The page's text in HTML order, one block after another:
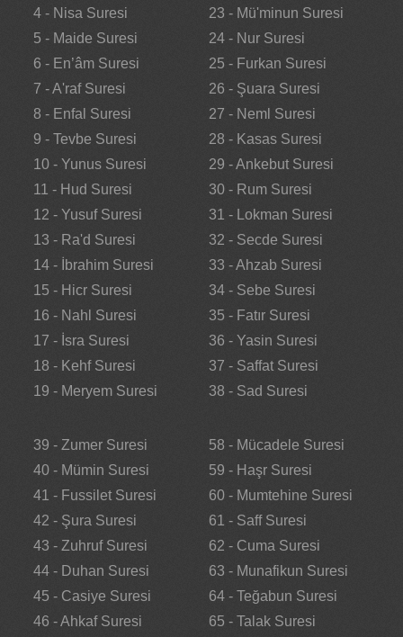
4 - Nisa Suresi
5 - Maide Suresi
6 - En’âm Suresi
7 - A'raf Suresi
8 - Enfal Suresi
9 - Tevbe Suresi
10 - Yunus Suresi
11 - Hud Suresi
12 - Yusuf Suresi
13 - Ra'd Suresi
14 - İbrahim Suresi
15 - Hicr Suresi
16 - Nahl Suresi
17 - İsra Suresi
18 - Kehf Suresi
19 - Meryem Suresi
23 - Mü'minun Suresi
24 - Nur Suresi
25 - Furkan Suresi
26 - Şuara Suresi
27 - Neml Suresi
28 - Kasas Suresi
29 - Ankebut Suresi
30 - Rum Suresi
31 - Lokman Suresi
32 - Secde Suresi
33 - Ahzab Suresi
34 - Sebe Suresi
35 - Fatır Suresi
36 - Yasin Suresi
37 - Saffat Suresi
38 - Sad Suresi
39 - Zumer Suresi
40 - Mümin Suresi
41 - Fussilet Suresi
42 - Şura Suresi
43 - Zuhruf Suresi
44 - Duhan Suresi
45 - Casiye Suresi
46 - Ahkaf Suresi
58 - Mücadele Suresi
59 - Haşr Suresi
60 - Mumtehine Suresi
61 - Saff Suresi
62 - Cuma Suresi
63 - Munafikun Suresi
64 - Teğabun Suresi
65 - Talak Suresi